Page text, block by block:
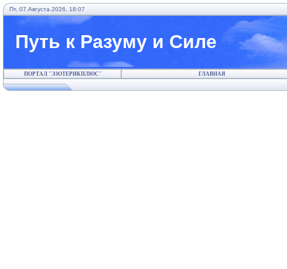
Пт, 07.Августа.2026, 18:07
Путь к Разуму и Силе
ПОРТАЛ "ЭЗОТЕРИКПЛЮС" ГЛАВНАЯ